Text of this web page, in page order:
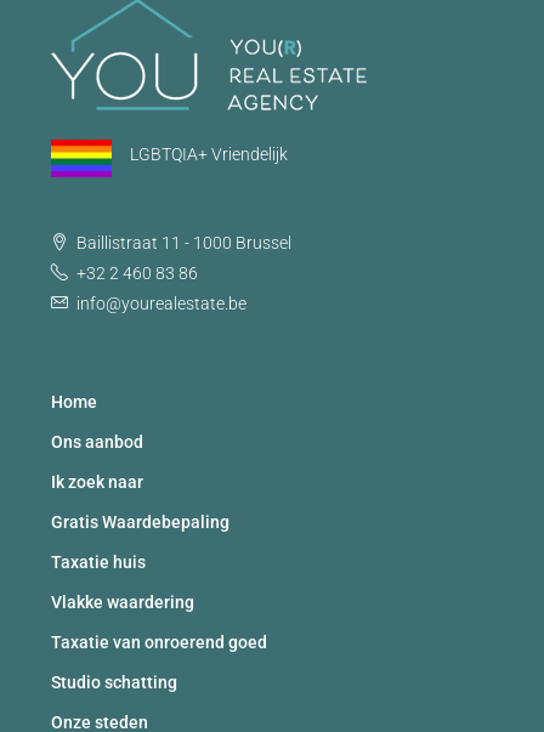
LGBTQIA+ Vriendelijk
Baillistraat 11 - 1000 Brussel
+32 2 460 83 86
info@yourealestate.be
Home
Ons aanbod
Ik zoek naar
Gratis Waardebepaling
Taxatie huis
Vlakke waardering
Taxatie van onroerend goed
Studio schatting
Onze steden